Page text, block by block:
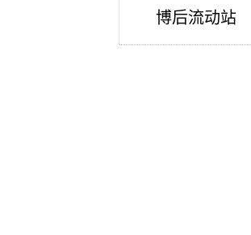
博后流动站